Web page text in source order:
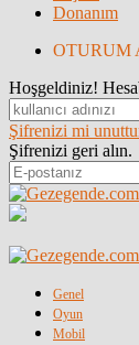
Donanım
OTURUM
Hoşgeldiniz!
Şifrenizi mi
Şifrenizi geri alın.
Genel
Oyun
Mobil